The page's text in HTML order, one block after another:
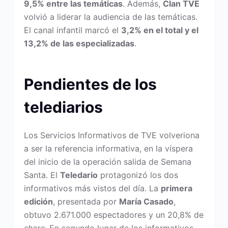
9,5% entre las temáticas. Además, Clan TVE
volvió a liderar la audiencia de las temáticas.
El canal infantil marcó el 3,2% en el total y el
13,2% de las especializadas.
Pendientes de los
telediarios
Los Servicios Informativos de TVE volveriona
a ser la referencia informativa, en la víspera
del inicio de la operación salida de Semana
Santa. El Teledario protagonizó los dos
informativos más vistos del día. La primera
edición, presentada por María Casado,
obtuvo 2.671.000 espectadores y un 20,8% de